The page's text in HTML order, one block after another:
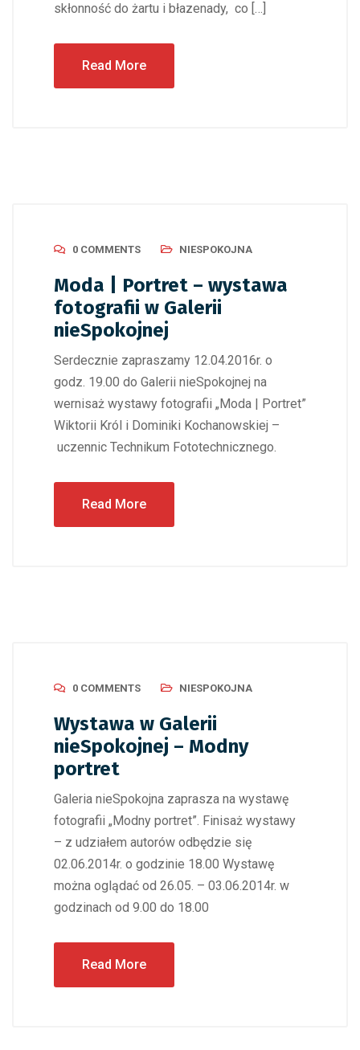
skłonność do żartu i błazenady, co […]
Read More
0 COMMENTS NIESPOKOJNA
Moda | Portret – wystawa
fotografii w Galerii
nieSpokojnej
Serdecznie zapraszamy 12.04.2016r. o
godz. 19.00 do Galerii nieSpokojnej na
wernisaż wystawy fotografii „Moda | Portret”
Wiktorii Król i Dominiki Kochanowskiej –
uczennic Technikum Fototechnicznego.
Read More
0 COMMENTS NIESPOKOJNA
Wystawa w Galerii
nieSpokojnej – Modny
portret
Galeria nieSpokojna zaprasza na wystawę
fotografii „Modny portret”. Finisaż wystawy
– z udziałem autorów odbędzie się
02.06.2014r. o godzinie 18.00 Wystawę
można oglądać od 26.05. – 03.06.2014r. w
godzinach od 9.00 do 18.00
Read More